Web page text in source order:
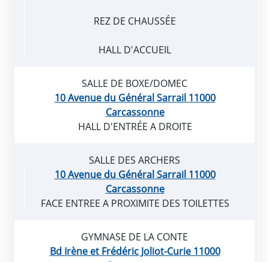
REZ DE CHAUSSÉE
HALL D'ACCUEIL
SALLE DE BOXE/DOMEC
10 Avenue du Général Sarrail 11000
Carcassonne
HALL D'ENTRÉE A DROITE
SALLE DES ARCHERS
10 Avenue du Général Sarrail 11000
Carcassonne
FACE ENTREE A PROXIMITE DES TOILETTES
GYMNASE DE LA CONTE
Bd Irène et Frédéric Joliot-Curie 11000